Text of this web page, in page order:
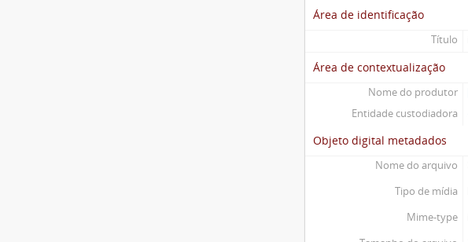
Área de identificação
Título
Área de contextualização
Nome do produtor
Entidade custodiadora
Objeto digital metadados
Nome do arquivo
Tipo de mídia
Mime-type